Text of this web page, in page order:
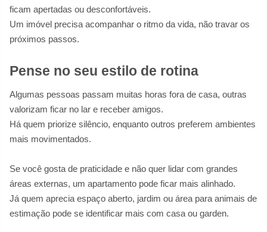
ficam apertadas ou desconfortáveis.
Um imóvel precisa acompanhar o ritmo da vida, não travar os
próximos passos.
Pense no seu estilo de rotina
Algumas pessoas passam muitas horas fora de casa, outras
valorizam ficar no lar e receber amigos.
Há quem priorize silêncio, enquanto outros preferem ambientes
mais movimentados.
Se você gosta de praticidade e não quer lidar com grandes
áreas externas, um apartamento pode ficar mais alinhado.
Já quem aprecia espaço aberto, jardim ou área para animais de
estimação pode se identificar mais com casa ou garden.